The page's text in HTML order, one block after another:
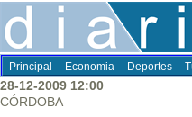
Principal Economia Deportes
28-12-2009 12:00
CÓRDOBA